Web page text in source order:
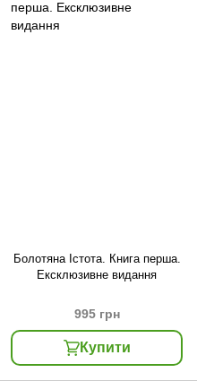
Болотяна Істота. Книга перша.
Ексклюзивне видання
995 грн
Купити